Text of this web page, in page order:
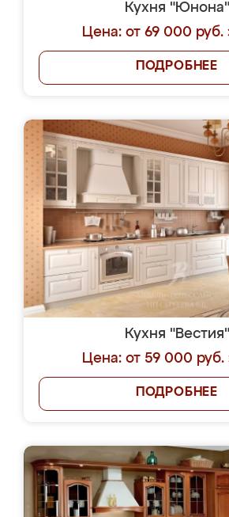
Кухня "Юнона"
Цена: от 69 000 руб.
ПОДРОБНЕЕ
Кухня "Вестия"
Цена: от 59 000 руб.
ПОДРОБНЕЕ